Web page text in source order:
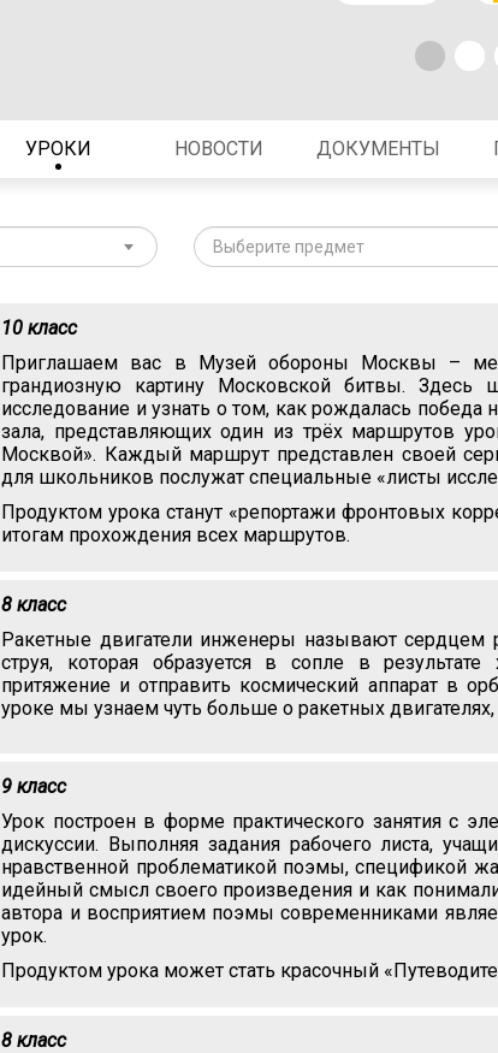
УРОКИ НОВОСТИ ДОКУМЕНТЫ
Выберите предмет
10 класс
Приглашаем вас в Музей обороны Москвы –
грандиозную картину Московской битвы. Здесь
исследование и узнать о том, как рождалась
зала, представляющих один из трёх маршрутов
Москвой». Каждый маршрут представлен своей
для школьников послужат специальные «листы
Продуктом урока станут «репортажи фронтовых
итогам прохождения всех маршрутов.
8 класс
Ракетные двигатели инженеры называют сердцем
струя, которая образуется в сопле в
притяжение и отправить космический аппарат в
уроке мы узнаем чуть больше о ракетных
9 класс
Урок построен в форме практического занятия с
дискуссии. Выполняя задания рабочего листа,
нравственной проблематикой поэмы, спецификой
идейный смысл своего произведения и как
автора и восприятием поэмы современниками
урок.
Продуктом урока может стать красочный
8 класс